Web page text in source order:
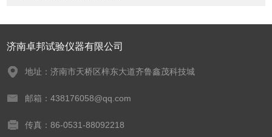
济南卓邦试验仪器有限公司
地址：济南市天桥区梓东大道齐鲁鑫茂科技城
邮箱：438176058@qq.com
传真：86-0531-88092218